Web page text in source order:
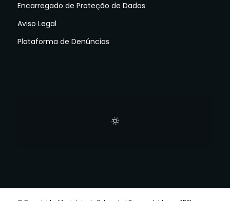
Encarregado de Proteção de Dados
Aviso Legal
Plataforma de Denúncias